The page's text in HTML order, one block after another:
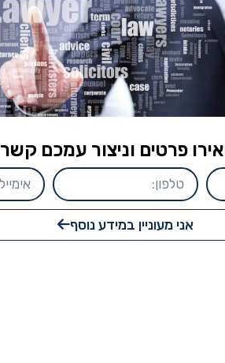
פרטים וניצור עמכם קשר
אני מעוניין במידע נוסף